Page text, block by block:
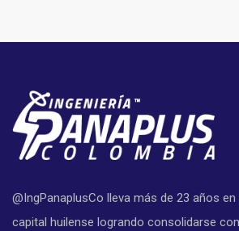
@IngPanaplusCo lleva más de 23 años
capital huilense logrando consolidarse